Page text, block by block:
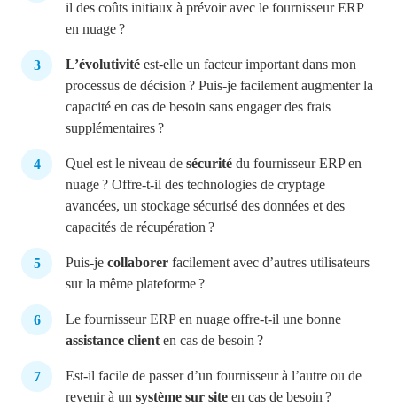
il des coûts initiaux à prévoir avec le fournisseur ERP
en nuage ?
L’évolutivité est-elle un facteur important dans mon
processus de décision ? Puis-je facilement augmenter la
capacité en cas de besoin sans engager des frais
supplémentaires ?
Quel est le niveau de sécurité du fournisseur ERP en
nuage ? Offre-t-il des technologies de cryptage
avancées, un stockage sécurisé des données et des
capacités de récupération ?
Puis-je collaborer facilement avec d’autres utilisateurs
sur la même plateforme ?
Le fournisseur ERP en nuage offre-t-il une bonne
assistance client en cas de besoin ?
Est-il facile de passer d’un fournisseur à l’autre ou de
revenir à un système sur site en cas de besoin ?